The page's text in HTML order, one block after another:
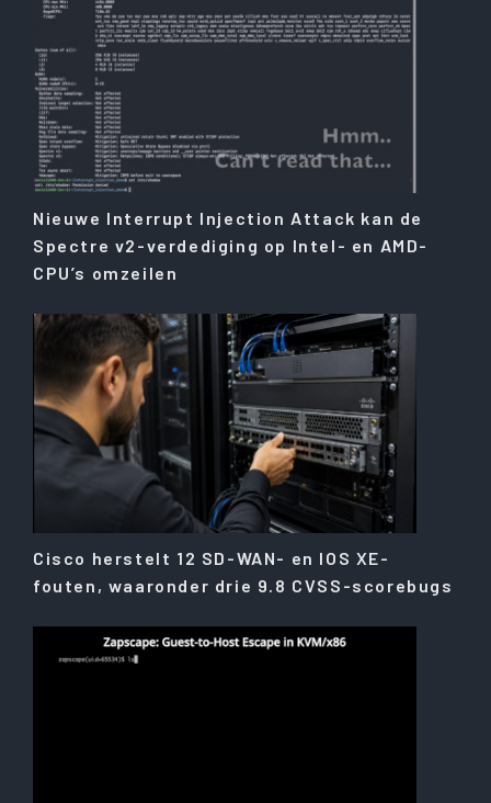
Nieuwe Interrupt Injection Attack kan de
Spectre v2-verdediging op Intel- en AMD-
CPU’s omzeilen
Cisco herstelt 12 SD-WAN- en IOS XE-
fouten, waaronder drie 9.8 CVSS-scorebugs